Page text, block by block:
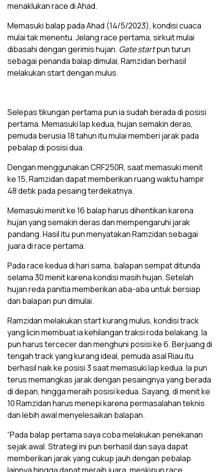
menaklukan race di Ahad.
Memasuki balap pada Ahad (14/5/2023), kondisi cuaca
mulai tak menentu. Jelang race pertama, sirkuit mulai
dibasahi dengan gerimis hujan. Gate startpun turun
sebagai penanda balap dimulai, Ramzidan berhasil
melakukan start dengan mulus.
Selepas tikungan pertama pun ia sudah berada di posisi
pertama. Memasuki lap kedua, hujan semakin deras,
pemuda berusia 18 tahun itu mulai memberi jarak pada
pebalap di posisi dua.
Dengan menggunakan CRF250R, saat memasuki menit
ke 15, Ramzidan dapat memberikan ruang waktu hampir
48 detik pada pesaing terdekatnya.
Memasuki menit ke 16 balap harus dihentikan karena
hujan yang semakin deras dan mempengaruhi jarak
pandang. Hasil itu pun menyatakan Ramzidan sebagai
juara di race pertama.
Pada race kedua di hari sama, balapan sempat ditunda
selama 30 menit karena kondisi masih hujan. Setelah
hujan reda panitia memberikan aba-aba untuk bersiap
dan balapan pun dimulai.
Ramzidan melakukan start kurang mulus, kondisi track
yang licin membuat ia kehilangan traksi roda belakang. Ia
pun harus tercecer dan menghuni posisi ke 6. Berjuang di
tengah track yang kurang ideal, pemuda asal Riau itu
berhasil naik ke posisi 3 saat memasuki lap kedua. Ia pun
terus memangkas jarak dengan pesaingnya yang berada
di depan, hingga meraih posisi kedua. Sayang, di menit ke
10 Ramzidan harus menepi karena permasalahan teknis
dan lebih awal menyelesaikan balapan.
“Pada balap pertama saya coba melakukan penekanan
sejak awal. Strategi ini pun berhasil dan saya dapat
memberikan jarak yang cukup jauh dengan pebalap